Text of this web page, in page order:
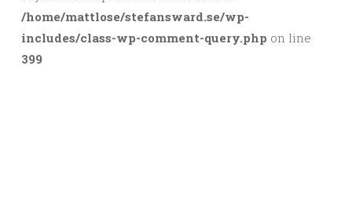
/home/mattlose/stefansward.se/wp-
includes/class-wp-comment-query.php on line
399